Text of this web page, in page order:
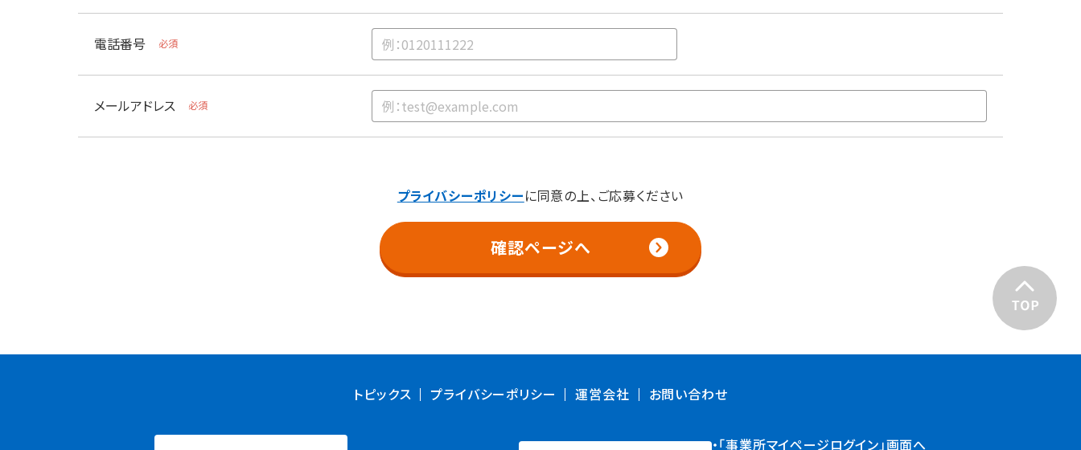
電話番号 必須
メールアドレス 必須
プライバシーポリシーに同意の上、ご応募ください
確認ページへ
トピックス プライバシーポリシー 運営会社 お問い合わせ
・「事業所マイページログイン」画面へ